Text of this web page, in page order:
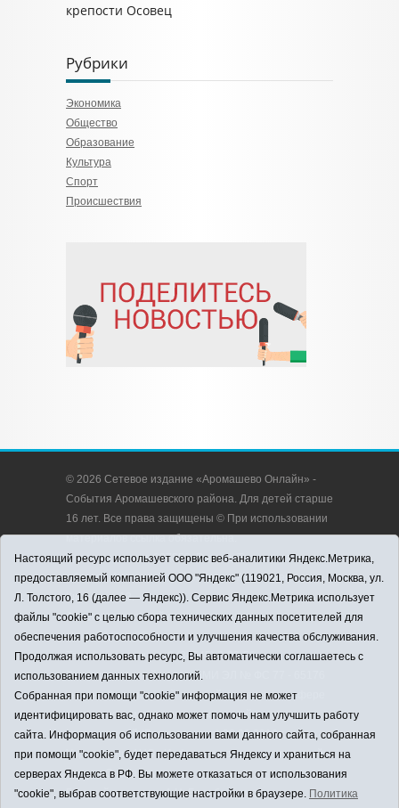
крепости Осовец
Рубрики
Экономика
Общество
Образование
Культура
Спорт
Происшествия
© 2026 Сетевое издание «Аромашево Онлайн» -
События Аромашевского района. Для детей старше
16 лет. Все права защищены © При использовании
материалов ссылка обязательна.
Адрес редакции: 627350, Россия, Тюменская
область, Аромашевский район, с. Аромашево, ул.
Кирова, д. 13.
Адрес электронной почты редакции:
strudu72@obl72.ru
Телефон редакции: 8 (34545) 2-30-58
Регистрационный номер СМИ ЭЛ № ФС 77 - 65176
выдано Федеральной службой по надзору в сфере
связи, информационных технологий и массовых
коммуникаций (Роскомнадзор) 28.03.2016 г.
Учредитель: АНО «Информационно-издательский
центр «Слава труду».
Главный редактор: А.Н. Барабанщиков
Настоящий ресурс использует сервис веб-аналитики Яндекс.Метрика,
предоставляемый компанией ООО "Яндекс" (119021, Россия, Москва, ул.
Л. Толстого, 16 (далее — Яндекс)). Сервис Яндекс.Метрика использует
файлы "cookie" с целью сбора технических данных посетителей для
обеспечения работоспособности и улучшения качества обслуживания.
Продолжая использовать ресурс, Вы автоматически соглашаетесь с
использованием данных технологий.
Собранная при помощи "cookie" информация не может
идентифицировать вас, однако может помочь нам улучшить работу
сайта. Информация об использовании вами данного сайта, собранная
при помощи "cookie", будет передаваться Яндексу и храниться на
серверах Яндекса в РФ. Вы можете отказаться от использования
"cookie", выбрав соответствующие настройки в браузере. Политика